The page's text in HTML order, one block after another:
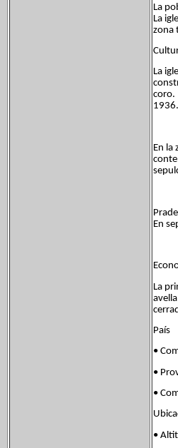
La
La
zona
La
coro.
1936.
En
En
La
País
•
•
•
•